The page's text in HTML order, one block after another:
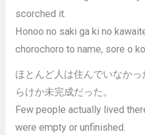
scorched it.
Honoo no saki ga ki no
chorochoro to name, sore o
ほとんど人は住んでいなか
らけか未完成だった。
Few people actually lived
were empty or unfinished.